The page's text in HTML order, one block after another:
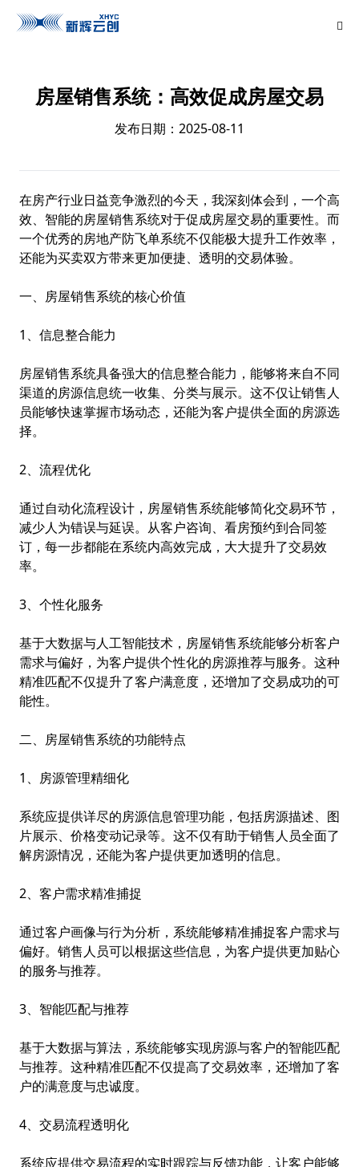
房屋销售系统：高效促成房屋交易
发布日期：2025-08-11
在房产行业日益竞争激烈的今天，我深刻体会到，一个高
效、智能的房屋销售系统对于促成房屋交易的重要性。而
一个优秀的房地产防飞单系统不仅能极大提升工作效率，
还能为买卖双方带来更加便捷、透明的交易体验。
一、房屋销售系统的核心价值
1、信息整合能力
房屋销售系统具备强大的信息整合能力，能够将来自不同
渠道的房源信息统一收集、分类与展示。这不仅让销售人
员能够快速掌握市场动态，还能为客户提供全面的房源选
择。
2、流程优化
通过自动化流程设计，房屋销售系统能够简化交易环节，
减少人为错误与延误。从客户咨询、看房预约到合同签
订，每一步都能在系统内高效完成，大大提升了交易效
率。
3、个性化服务
基于大数据与人工智能技术，房屋销售系统能够分析客户
需求与偏好，为客户提供个性化的房源推荐与服务。这种
精准匹配不仅提升了客户满意度，还增加了交易成功的可
能性。
二、房屋销售系统的功能特点
1、房源管理精细化
系统应提供详尽的房源信息管理功能，包括房源描述、图
片展示、价格变动记录等。这不仅有助于销售人员全面了
解房源情况，还能为客户提供更加透明的信息。
2、客户需求精准捕捉
通过客户画像与行为分析，系统能够精准捕捉客户需求与
偏好。销售人员可以根据这些信息，为客户提供更加贴心
的服务与推荐。
3、智能匹配与推荐
基于大数据与算法，系统能够实现房源与客户的智能匹配
与推荐。这种精准匹配不仅提高了交易效率，还增加了客
户的满意度与忠诚度。
4、交易流程透明化
系统应提供交易流程的实时跟踪与反馈功能，让客户能够